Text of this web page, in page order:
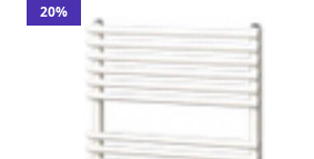
20%